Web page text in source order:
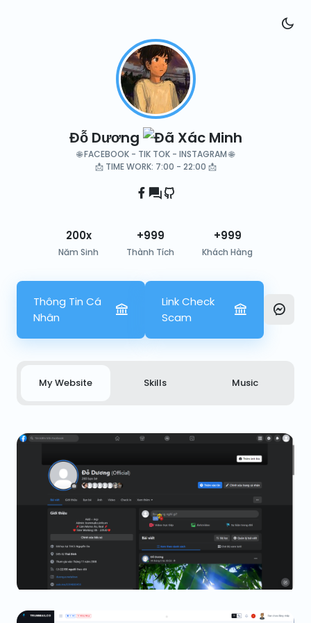
Đỗ Dương
🌐 FACEBOOK - TIK TOK - INSTAGRAM 🌐
📩 TIME WORK: 7:00 - 22:00 📩
200x
Năm Sinh
+999
Thành Tích
+999
Khách Hàng
Thông Tin Cá
Nhân
Link Check
Scam
My Website Skills Music